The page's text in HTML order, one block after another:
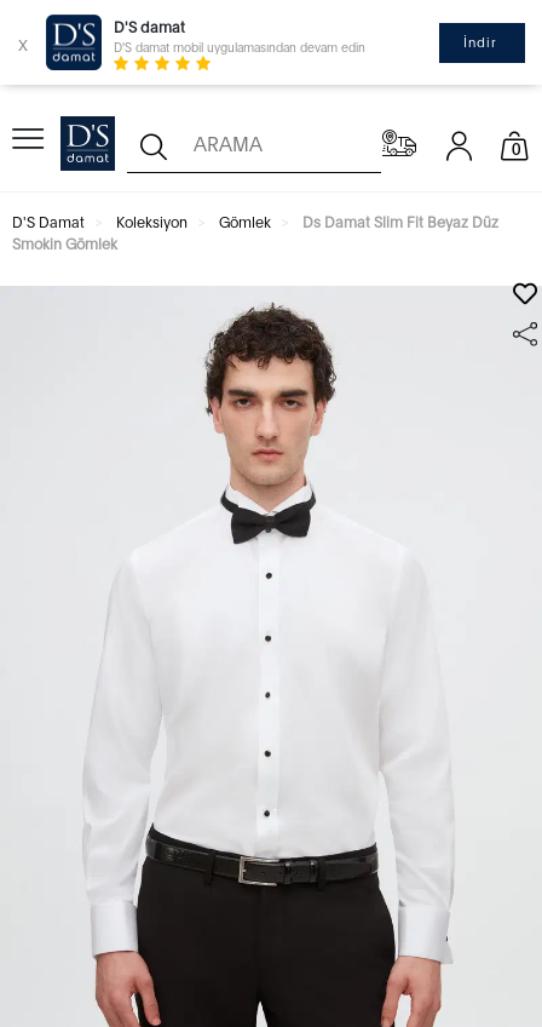
x
D'S damat
D'S damat mobil uygulamasından devam edin İndir
0
D'S Damat Koleksiyon Gömlek
Ds Damat Slim Fit Beyaz Düz
Smokin Gömlek